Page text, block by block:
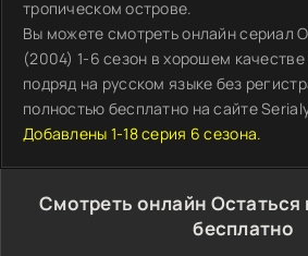
тропическом острове.
Вы можете смотреть онлайн сериал
(2004) 1-6 сезон в хорошем качестве
подряд на русском языке без
полностью бесплатно на сайте
Добавлены 1-18 серия 6 сезона.
Смотреть онлайн
бесплатно